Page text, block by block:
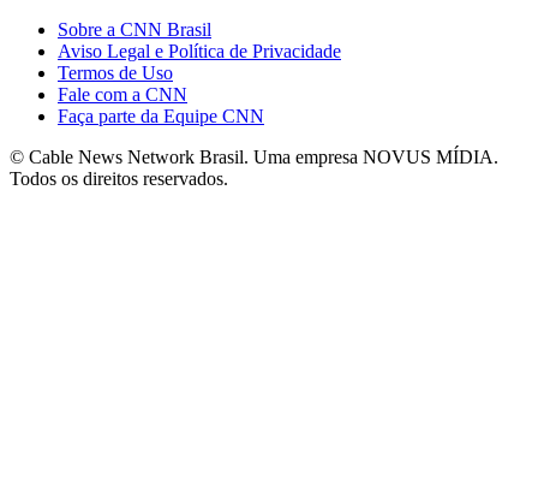
Sobre a CNN Brasil
Aviso Legal e Política de Privacidade
Termos de Uso
Fale com a CNN
Faça parte da Equipe CNN
© Cable News Network Brasil. Uma empresa NOVUS MÍDIA.
Todos os direitos reservados.